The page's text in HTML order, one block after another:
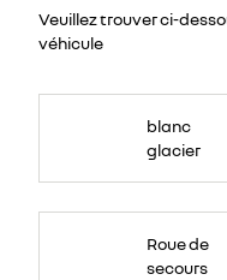
Veuillez trouver ci-
véhicule
blanc
glacier
Roue de
secours